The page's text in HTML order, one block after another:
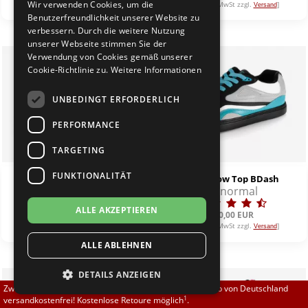
Brautschuhe
Sneaker
Übergrößen 43-44
Flexerinas
Merlet
Nueva Epoca
RayRose
Rummos
Rumpf
TopTanz
[inkl. 19% MwSt zzgl.Versand [inkl. 19% MwSt zzgl. Versand]
Fuego Low Top schwarz
130,00 EUR
[inkl. 19% MwSt zzgl. ]
Fuego Low Top BDash
normal
130,00 EUR
[inkl. 19% MwSt zzgl. Versand]
Zwischen 70,00 EUR und 800,00 EUR liefern wir innerhalb von Deutschland
versandkostenfrei! Kostenlose Retoure möglich1.
Wir verwenden Cookies, um die
Benutzerfreundlichkeit unserer Website zu
verbessern. Durch die weitere Nutzung
unserer Webseite stimmen Sie der
Verwendung von Cookies gemäß unserer
Cookie-Richtlinie zu. Weitere Informationen
UNBEDINGT ERFORDERLICH
PERFORMANCE
TARGETING
FUNKTIONALITÄT
ALLE AKZEPTIEREN
ALLE ABLEHNEN
DETAILS ANZEIGEN